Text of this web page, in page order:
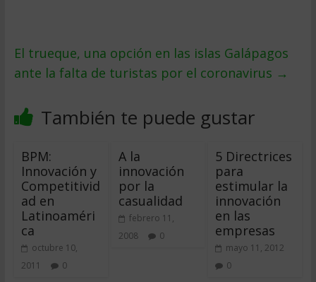
El trueque, una opción en las islas Galápagos
ante la falta de turistas por el coronavirus →
También te puede gustar
BPM:
Innovación y
Competitivid
ad en
Latinoaméri
ca
octubre 10,
2011
0
A la
innovación
por la
casualidad
febrero 11,
2008
0
5 Directrices
para
estimular la
innovación
en las
empresas
mayo 11, 2012
0